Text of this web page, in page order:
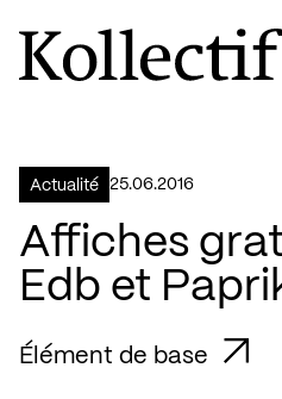
Aller à la page d'accueil
Logo Kollectif
Actualité 25.06.2016
Affiches
Edb et
Élément de base